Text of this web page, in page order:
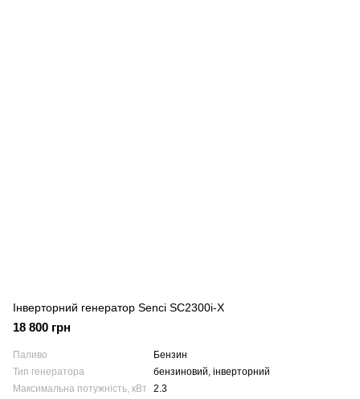
Інверторний генератор Senci SC2300i-X
18 800 грн
Паливо
Бензин
Тип генератора
бензиновий, інверторний
Максимальна потужність, кВт
2.3